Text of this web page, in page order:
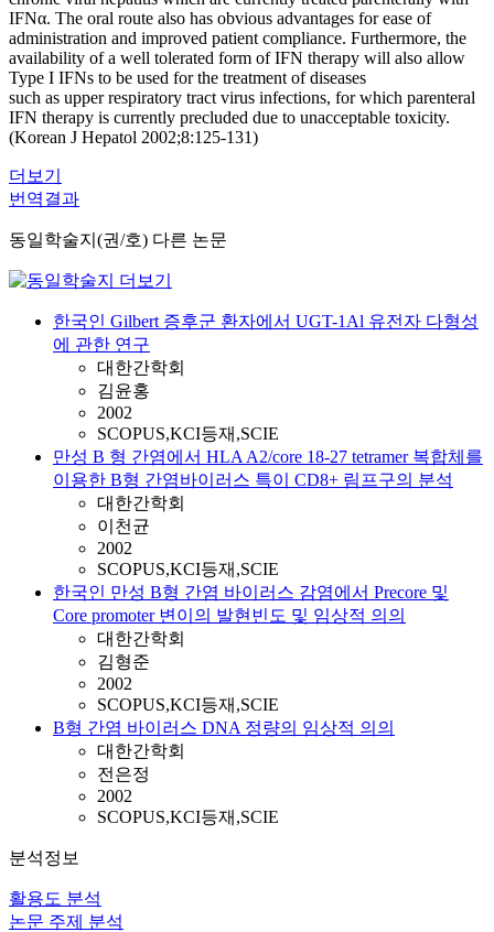
IFNα. The oral route also has obvious advantages for ease of
administration and improved patient compliance. Furthermore, the
availability of a well tolerated form of IFN therapy will also allow
Type I IFNs to be used for the treatment of diseases
such as upper respiratory tract virus infections, for which parenteral
IFN therapy is currently precluded due to unacceptable toxicity.
(Korean J Hepatol 2002;8:125-131)
더보기
번역결과
동일학술지(권/호) 다른 논문
한국인 Gilbert 증후군 환자에서 UGT-1Al 유전자 다형성
에 관한 연구
대한간학회
김윤홍
2002
SCOPUS,KCI등재,SCIE
만성 B 형 간염에서 HLA A2/core 18-27 tetramer 복합체를
이용한 B형 간염바이러스 특이 CD8+ 림프구의 분석
대한간학회
이천균
2002
SCOPUS,KCI등재,SCIE
한국인 만성 B형 간염 바이러스 감염에서 Precore 및
Core promoter 변이의 발현빈도 및 임상적 의의
대한간학회
김형준
2002
SCOPUS,KCI등재,SCIE
B형 간염 바이러스 DNA 정량의 임상적 의의
대한간학회
전은정
2002
SCOPUS,KCI등재,SCIE
분석정보
활용도 분석
논문 주제 분석